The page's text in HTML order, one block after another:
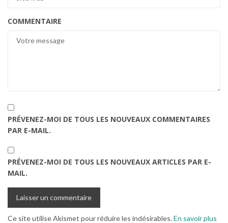
COMMENTAIRE
PRÉVENEZ-MOI DE TOUS LES NOUVEAUX COMMENTAIRES
PAR E-MAIL.
PRÉVENEZ-MOI DE TOUS LES NOUVEAUX ARTICLES PAR E-
MAIL.
Ce site utilise Akismet pour réduire les indésirables.En savoir plus